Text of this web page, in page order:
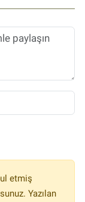
etmiş
Yazılan